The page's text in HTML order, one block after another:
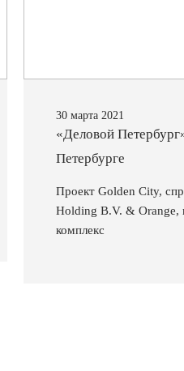
30 марта 2021
«Деловой
Петербурге
Проект Golden City,
Holding B.V. & Orange,
комплекс